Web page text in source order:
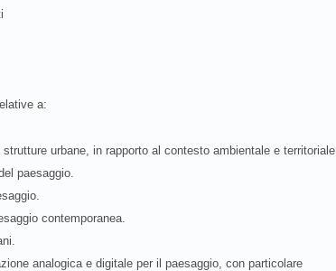
a:
urbane, in rapporto al contesto ambientale e territoriale.
paesaggio.
contemporanea.
analogica e digitale per il paesaggio, con particolare